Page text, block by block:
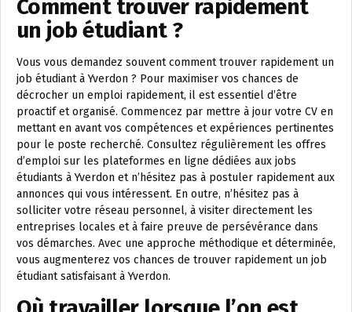
Comment trouver rapidement
un job étudiant ?
Vous vous demandez souvent comment trouver rapidement un
job étudiant à Yverdon ? Pour maximiser vos chances de
décrocher un emploi rapidement, il est essentiel d’être
proactif et organisé. Commencez par mettre à jour votre CV en
mettant en avant vos compétences et expériences pertinentes
pour le poste recherché. Consultez régulièrement les offres
d’emploi sur les plateformes en ligne dédiées aux jobs
étudiants à Yverdon et n’hésitez pas à postuler rapidement aux
annonces qui vous intéressent. En outre, n’hésitez pas à
solliciter votre réseau personnel, à visiter directement les
entreprises locales et à faire preuve de persévérance dans
vos démarches. Avec une approche méthodique et déterminée,
vous augmenterez vos chances de trouver rapidement un job
étudiant satisfaisant à Yverdon.